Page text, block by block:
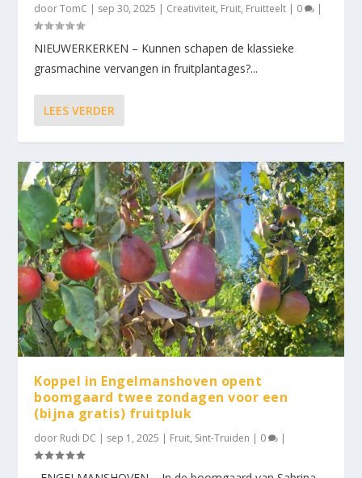
doorTomC | sep 30, 2025 | Creativiteit, Fruit, Fruitteelt | 0 |
NIEUWERKERKEN – Kunnen schapen de klassieke
grasmachine vervangen in fruitplantages?...
LEES VERDER
Koppel in Engelmanshoven opent
boomgaard twee zondagen voor een
(bijna gratis) fruitpluk
door Rudi DC sep 1, 2025 Fruit, Sint-Truiden 0